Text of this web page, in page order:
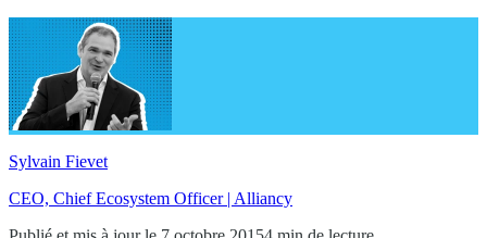
Sylvain Fievet
CEO, Chief Ecosystem Officer | Alliancy